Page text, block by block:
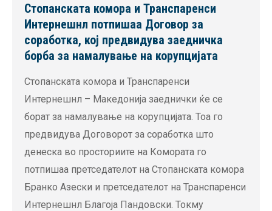
Стопанската комора и Транспаренси
Интернешнл потпишаа Договор за
соработка, кој предвидува заедничка
борба за намалување на корупцијата
Стопанската комора и Транспаренси
Интернешнл – Македонија заеднички ќе се
борат за намалување на корупцијата. Тоа го
предвидува Договорот за соработка што
денеска во просториите на Комората го
потпишаа претседателот на Стопанската комора
Бранко Азески и претседателот на Транспаренси
Интернешнл Благоја Пандовски. Токму